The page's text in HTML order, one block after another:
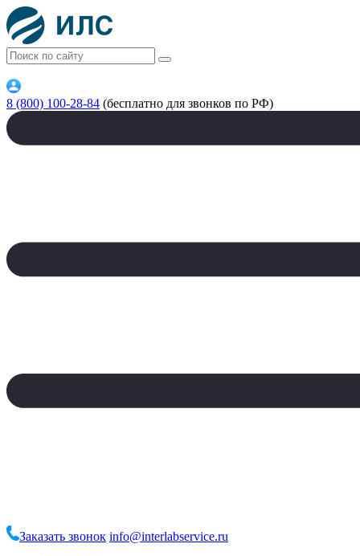
8 (800) 100-28-84 (бесплатно для звонков по РФ)
Заказать звонок info@interlabservice.ru